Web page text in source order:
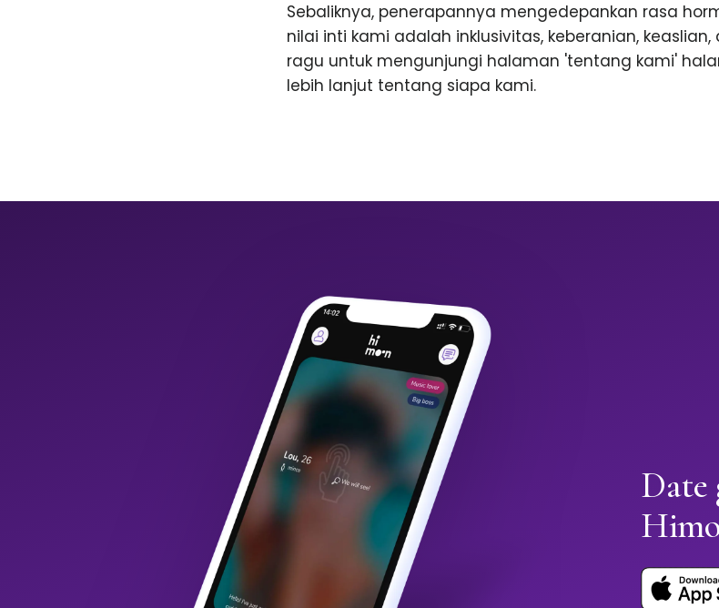
Sebaliknya, penerapannya mengedepankan rasa
nilai inti kami adalah inklusivitas, keberanian,
ragu untuk mengunjungi halaman 'tentang kami'
lebih lanjut tentang siapa kami.
Date